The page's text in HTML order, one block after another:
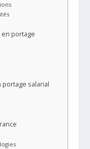
portage
salarial